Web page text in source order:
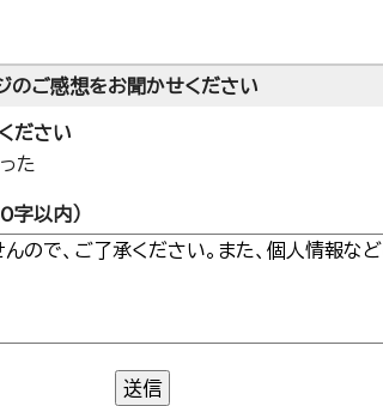
のご感想をお聞かせください
ださい
た
字以内）
送信